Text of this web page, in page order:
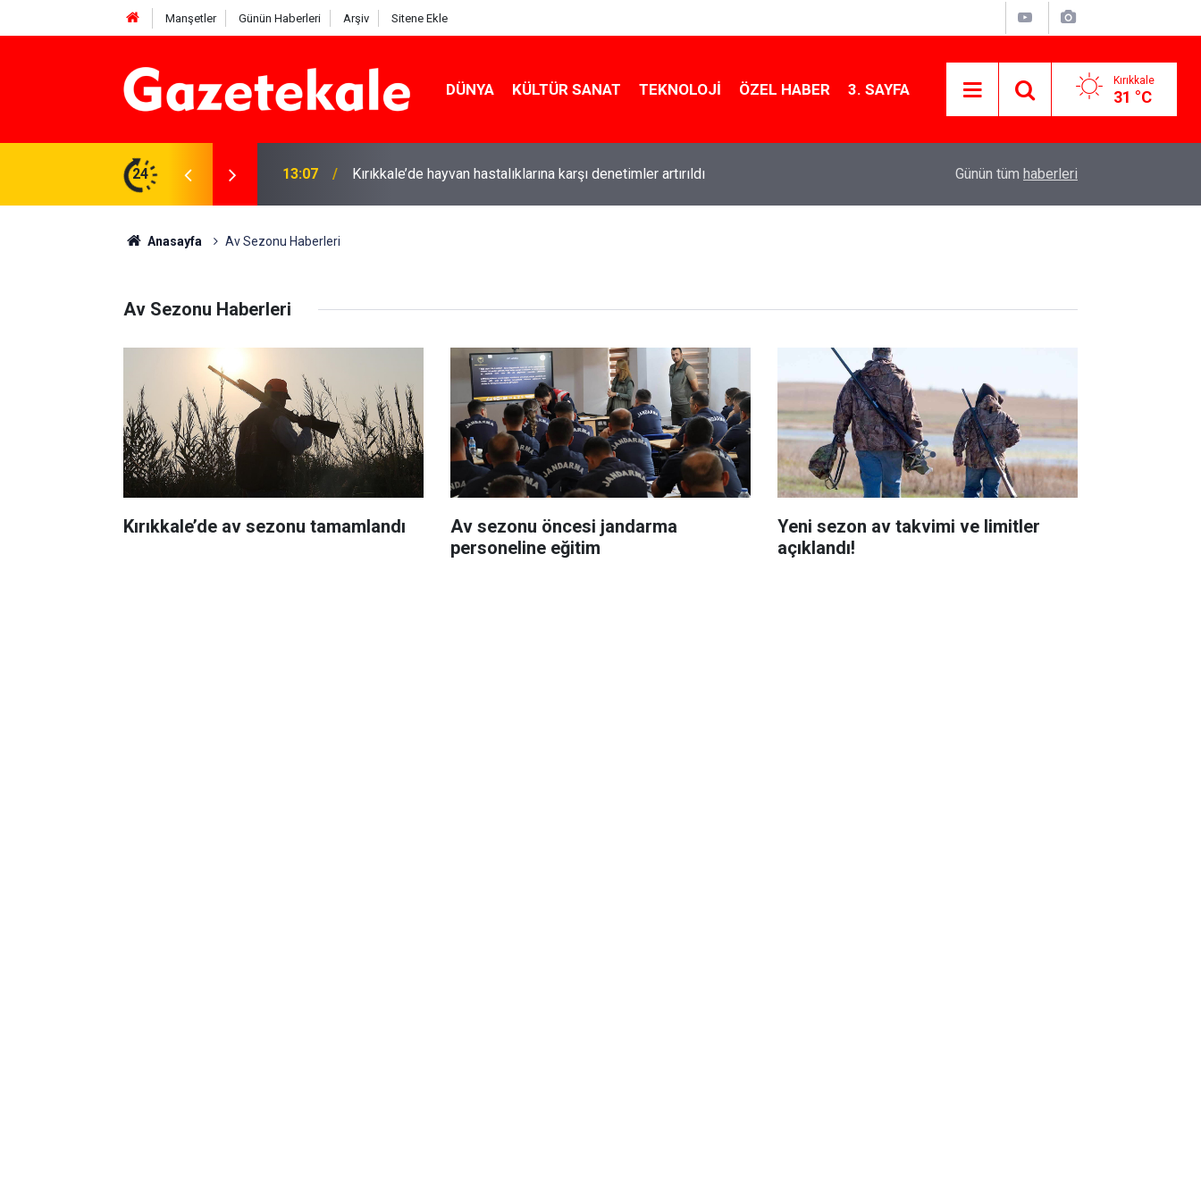
Manşetler Günün Haberleri Arşiv Sitene Ekle
DÜNYA KÜLTÜR SANAT TEKNOLOJI ÖZEL HABER 3. SAYFA Kırıkkale
31 °C
24
Çavdar başkan seçildi 13:07 Kırıkkale’de hayvan hastalıklarına karşı denetimler artırıldı Kırıkkale’de bugün vefat edenler: 7 Ağustos
Günün tüm haberleri
Anasayfa Av Sezonu Haberleri
Av Sezonu Haberleri
Kırıkkale’de av sezonu tamamlandı
Av sezonu öncesi jandarma
personeline eğitim
Yeni sezon av takvimi ve limitler
açıklandı!